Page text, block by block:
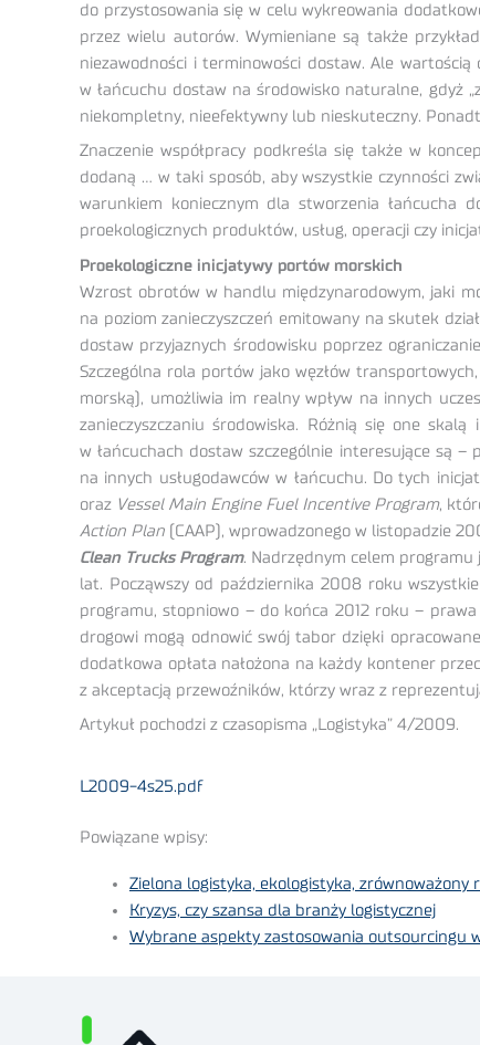
do przystosowania się w celu wykreowania
przez wielu autorów. Wymieniane są także
niezawodności i terminowości dostaw. Ale
w łańcuchu dostaw na środowisko naturalne, gdyż
niekompletny, nieefektywny lub nieskuteczny.
Znaczenie współpracy podkreśla się także w
dodaną … w taki sposób, aby wszystkie czynności
warunkiem koniecznym dla stworzenia łańcucha
proekologicznych produktów, usług, operacji czy
Proekologiczne inicjatywy portów morskich
Wzrost obrotów w handlu międzynarodowym, jaki
na poziom zanieczyszczeń emitowany na skutek
dostaw przyjaznych środowisku poprzez
Szczególna rola portów jako węzłów
morską), umożliwia im realny wpływ na innych
zanieczyszczaniu środowiska. Różnią się one
w łańcuchach dostaw szczególnie interesujące są
na innych usługodawców w łańcuchu. Do tych
oraz Vessel Main Engine Fuel Incentive Program,
Action Plan
(CAAP), wprowadzonego w listopadzie
Clean Trucks Program. Nadrzędnym celem programu
lat. Począwszy od października 2008 roku
programu, stopniowo – do końca 2012 roku –
drogowi mogą odnowić swój tabor dzięki
dodatkowa opłata nałożona na każdy kontener
z akceptacją przewoźników, którzy wraz z
Artykuł pochodzi z czasopisma „Logistyka” 4/2009.
L2009-4s25.pdf
Powiązane wpisy:
Zielona logistyka, ekologistyka, zrównoważony
Kryzys, czy szansa dla branży logistycznej
Wybrane aspekty zastosowania outsourcingu